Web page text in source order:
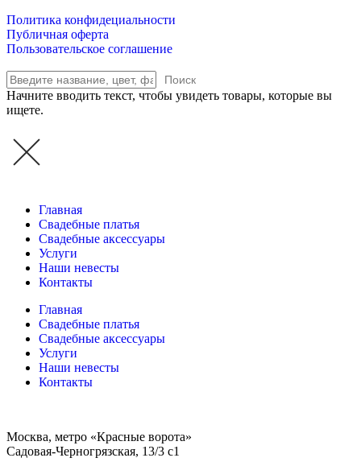
Политика конфидециальности
Публичная оферта
Пользовательское соглашение
Поиск
Начните вводить текст, чтобы увидеть товары, которые вы
ищете.
Главная
Свадебные платья
Свадебные аксессуары
Услуги
Наши невесты
Контакты
Главная
Свадебные платья
Свадебные аксессуары
Услуги
Наши невесты
Контакты
Москва, метро «Красные ворота»
Садовая-Черногрязская, 13/3 с1